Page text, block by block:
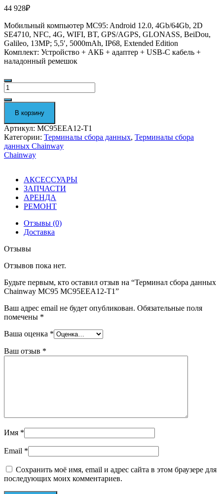
44 928₽
Мобильный компьютер MC95: Android 12.0, 4Gb/64Gb, 2D
SE4710, NFC, 4G, WIFI, BT, GPS/AGPS, GLONASS, BeiDou,
Galileo, 13MP; 5,5′, 5000mAh, IP68, Extended Edition
Комплект: Устройство + АКБ + адаптер + USB-C кабель +
наладонный ремешок
Количество
Терминал
сбора
данных
Chainway
MC95
MC95EEA12-
T1
В корзину
Артикул: MC95EEA12-T1
Категории: Терминалы сбора данных, Терминалы сбора
данных Chainway
Chainway
АКСЕССУАРЫ
ЗАПЧАСТИ
АРЕНДА
РЕМОНТ
Отзывы (0)
Доставка
Отзывы
Отзывов пока нет.
Будьте первым, кто оставил отзыв на “Терминал сбора данных
Chainway MC95 MC95EEA12-T1”
Ваш адрес email не будет опубликован. Обязательные поля
помечены *
Ваша оценка *
Ваш отзыв *
Имя *
Email *
Сохранить моё имя, email и адрес сайта в этом браузере для
последующих моих комментариев.